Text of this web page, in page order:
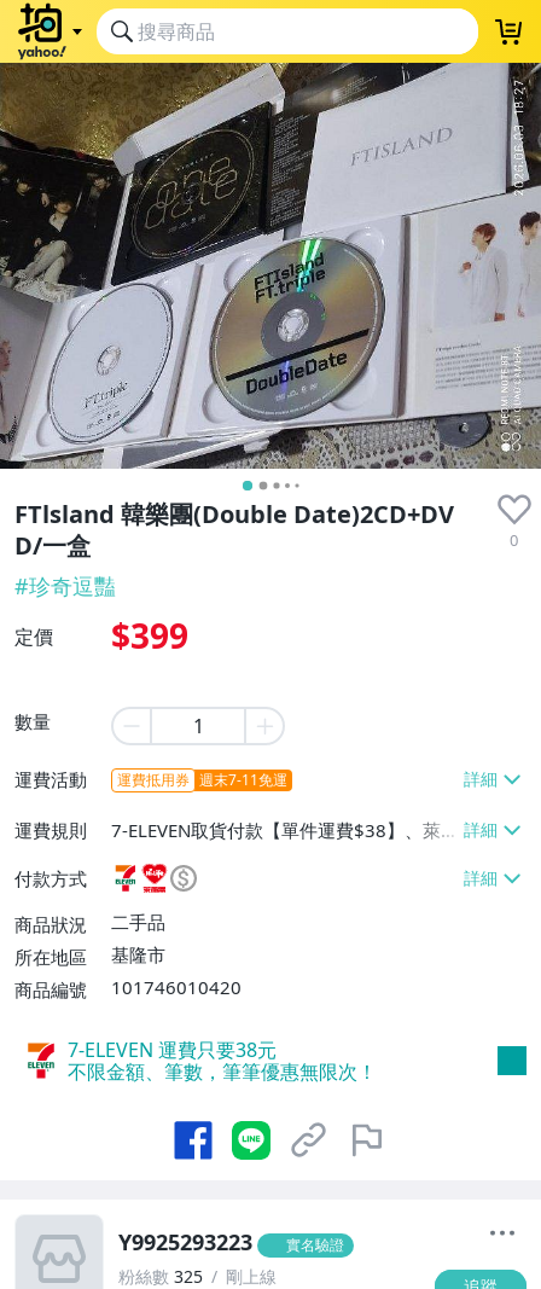
FTlsland 韓樂團(Double Date)2CD+DV
D/一盒
0
#珍奇逗豔
定價 $399
數量
運費活動 運費抵用券 週末7-11免運
運費規則
7-ELEVEN取貨付款【單件運費$38】、萊爾
富取貨付款【單件運費$60】、郵局掛號
【單件運費$60】
付款方式
商品狀況
二手品
所在地區
基隆市
商品編號
101746010420
7-ELEVEN 運費只要38元
不限金額、筆數，筆筆優惠無限次！
Y9925293223 實名驗證
粉絲數 325 剛上線